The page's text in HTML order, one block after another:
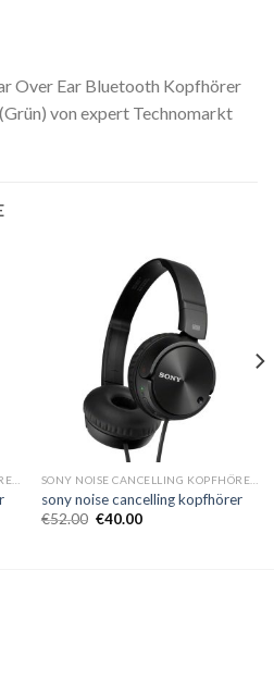
Over Ear Bluetooth Kopfhörer
von expert Technomarkt
sony noise cancelling kopfhörer
€52.00 €40.00